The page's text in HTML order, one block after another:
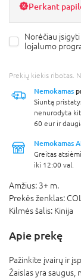
Perkant
Norėčiau
lojalumo
Prekių kiekis ribotas.
Nemokamas
Siuntą
nenurodyta
60 eur ir
Nemokamas
Greitas
iki 12:00 val.
Amžius: 3+ m.
Prekės ženklas:
Kilmės šalis: Kinija
Apie prekę
Pažinkite įvairų ir
Žaislas yra